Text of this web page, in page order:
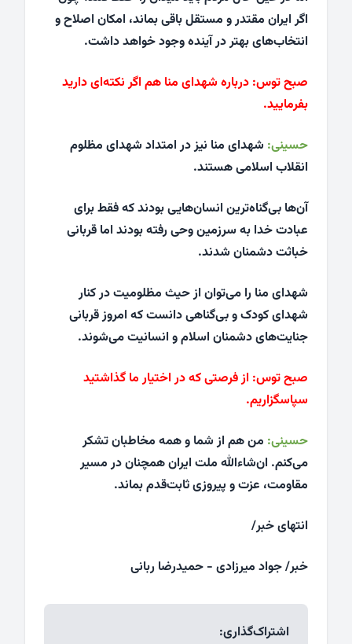
اگر ایران مقتدر و مستقل باقی بماند، امکان اصلاح و
انتخاب‌های بهتر در آینده وجود خواهد داشت.
صبح توس: درباره شهدای منا هم اگر نکته‌ای دارید
بفرمایید.
حسینی: شهدای منا نیز در امتداد شهدای مظلوم
انقلاب اسلامی هستند.
آن‌ها بی‌گناه‌ترین انسان‌هایی بودند که فقط برای
عبادت خدا به سرزمین وحی رفته بودند اما قربانی
خباثت دشمنان شدند.
شهدای منا را می‌توان از حیث مظلومیت در کنار
شهدای کودک و بی‌گناهی دانست که امروز قربانی
جنایت‌های دشمنان اسلام و انسانیت می‌شوند.
صبح توس: از فرصتی که در اختیار ما گذاشتید
سپاسگزاریم.
حسینی: من هم از شما و همه مخاطبان تشکر
می‌کنم. ان‌شاءالله ملت ایران همچنان در مسیر
مقاومت، عزت و پیروزی ثابت‌قدم بماند.
انتهای خبر/
خبر/ جواد میرزادی - حمیدرضا ربانی
اشتراک‌گذاری: